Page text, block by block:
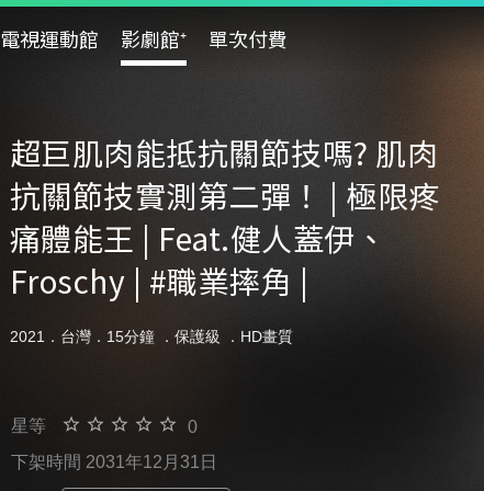
電視運動館 影劇館⁺ 單次付費
超巨肌肉能抵抗關節技嗎? 肌肉
抗關節技實測第二彈！ | 極限疼
痛體能王 | Feat.健人蓋伊、
Froschy | #職業摔角 |
2021．台灣．15分鐘 ． 保護級 ．HD畫質
星等
0
下架時間 2031年12月31日